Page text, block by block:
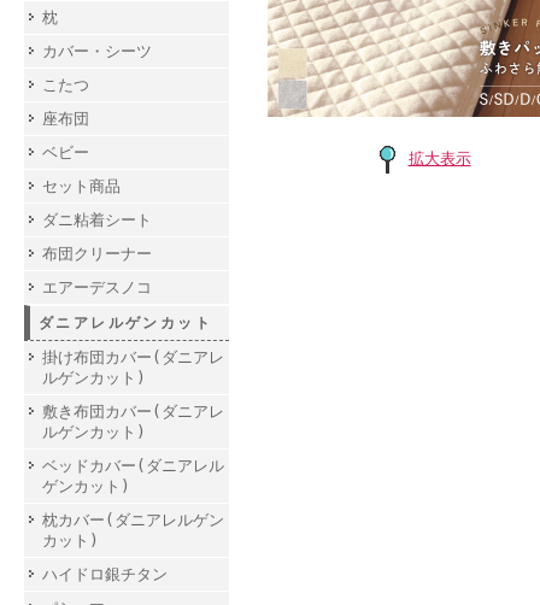
枕
カバー・シーツ
こたつ
座布団
ベビー
セット商品
ダニ粘着シート
布団クリーナー
エアーデスノコ
ダニアレルゲンカット
掛け布団カバー(ダニアレ
ルゲンカット)
敷き布団カバー(ダニアレ
ルゲンカット)
ベッドカバー(ダニアレル
ゲンカット)
枕カバー(ダニアレルゲン
カット)
ハイドロ銀チタン
拡大表示